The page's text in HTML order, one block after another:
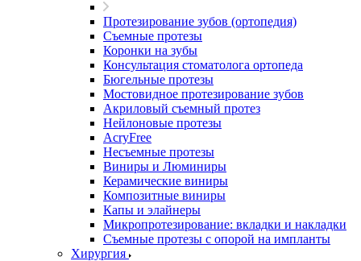
Протезирование зубов (ортопедия)
Съемные протезы
Коронки на зубы
Консультация стоматолога ортопеда
Бюгельные протезы
Мостовидное протезирование зубов
Акриловый съемный протез
Нейлоновые протезы
AcryFree
Несъемные протезы
Виниры и Люминиры
Керамические виниры
Композитные виниры
Капы и элайнеры
Микропротезирование: вкладки и накладки
Съемные протезы с опорой на импланты
Хирургия